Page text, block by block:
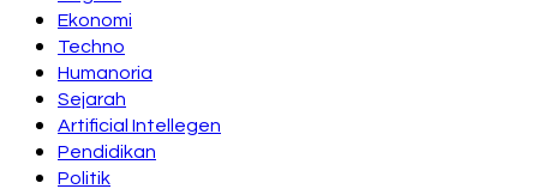
Ekonomi
Techno
Humanoria
Sejarah
Artificial Intellegen
Pendidikan
Politik